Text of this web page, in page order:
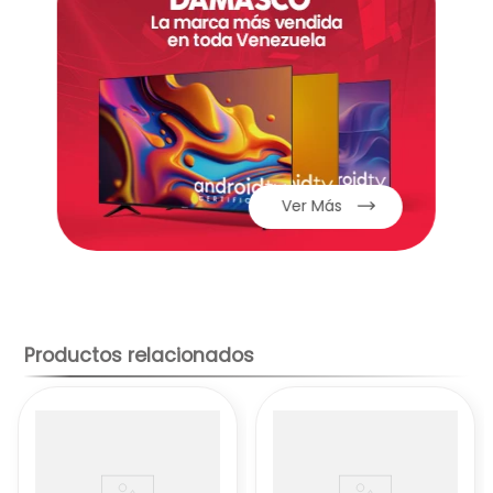
uniforme del frío en todos los rincones del
refrigerador, manteniendo los alimentos
frescos por más tiempo.
Moist Balance Crisper:
compartimento especial para frutas y
verduras cuenta con un diseño que regula
la humedad para conservar su frescura
por más tiempo.
DoorCooling+™:Esta tecnología enfría más
rápido y de manera uniforme el interior del
refrigerador, especialmente la zona de la
brillante y eficiente que las luces
convencionales, lo que facilita la
refrigeradora LG GT32WPK presenta un
Productos relacionados
Ver Más